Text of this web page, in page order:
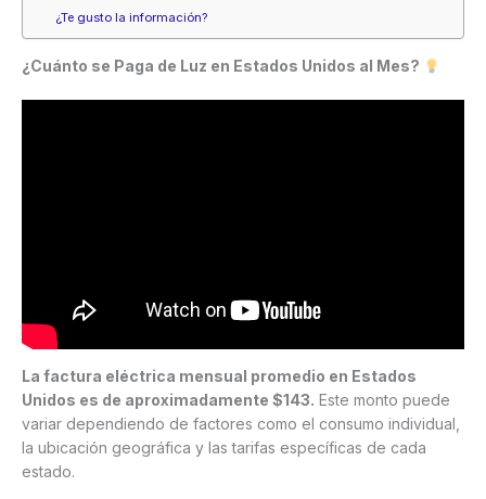
¿Te gusto la información?
¿Cuánto se Paga de Luz en Estados Unidos al Mes?
La factura eléctrica mensual promedio en Estados
Unidos es de aproximadamente $143. Este monto puede
variar dependiendo de factores como el consumo individual,
la ubicación geográfica y las tarifas específicas de cada
estado.